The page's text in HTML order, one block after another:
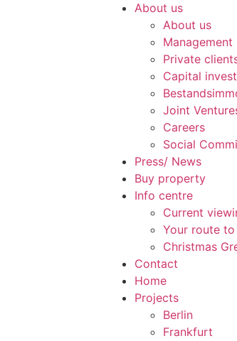
About us
About us
Management
Private
Capital
Joint
Careers
Social
Press/ News
Buy property
Info centre
Current
Your route
Christmas
Contact
Home
Projects
Berlin
Frankfurt